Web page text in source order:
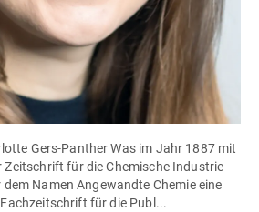
Gers-Panther Was im Jahr 1887 mit
Zeitschrift für die Chemische Industrie
Namen Angewandte Chemie eine
für die Publ...